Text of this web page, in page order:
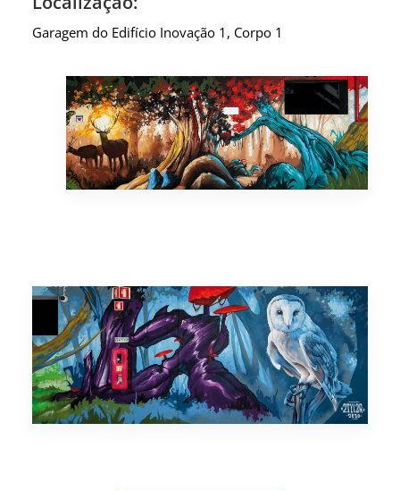
Garagem do Edifício Inovação 1, Corpo 1